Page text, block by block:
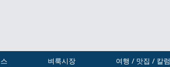
벼룩시장 여행 / 맛집 / 칼럼